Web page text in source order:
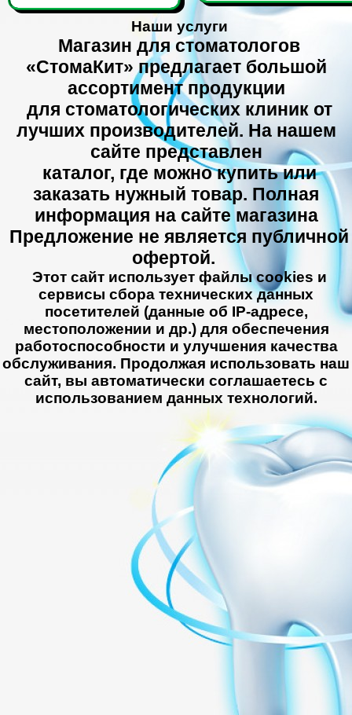
Наши услуги
Магазин для стоматологов
«СтомаКит» предлагает большой
ассортимент продукции
для стоматологических клиник от
лучших производителей. На нашем
сайте представлен
каталог, где можно купить или
заказать нужный товар. Полная
информация на сайте магазина
Предложение не является публичной
офертой.
Этот сайт использует файлы cookies и
сервисы сбора технических данных
посетителей (данные об IP-адресе,
местоположении и др.) для обеспечения
работоспособности и улучшения качества
обслуживания. Продолжая использовать наш
сайт, вы автоматически соглашаетесь с
использованием данных технологий.